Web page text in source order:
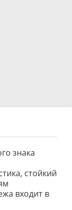
знака
стойкий
входит в